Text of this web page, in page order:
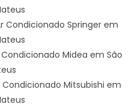
Condicionado Springer em
Midea em São
Mitsubishi em